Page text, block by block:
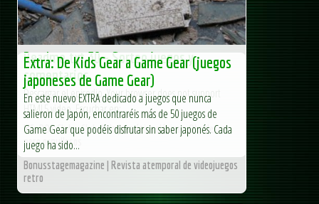
Readme.txt 30 – Sorteo juegos y
comentarios
Descargar el episodio Your browser does not support
HTML5 video. Escuchar en:...
MS-DOS Club - Club de Informática clásica - Obsoletos
pero orgullosos
Extra: De Kids Gear a Game Gear (juegos
japoneses de Game Gear)
En este nuevo EXTRA dedicado a juegos que nunca
salieron de Japón, encontraréis más de 50 juegos de
Game Gear que podéis disfrutar sin saber japonés. Cada
juego ha sido...
Bonusstagemagazine | Revista atemporal de videojuegos
retro